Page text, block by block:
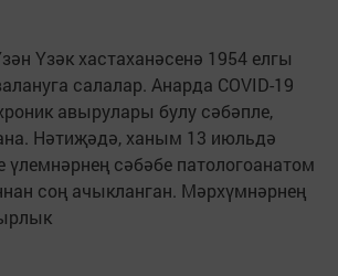
Үзәк хастаханәсенә 1954 елгы
салалар. Анарда COVID-19
авырулары булу сәбәпле,
Нәтиҗәдә, ханым 13 июльдә
үлемнәрнең сәбәбе патологоанатом
соң ачыкланган. Мәрхүмнәрнең